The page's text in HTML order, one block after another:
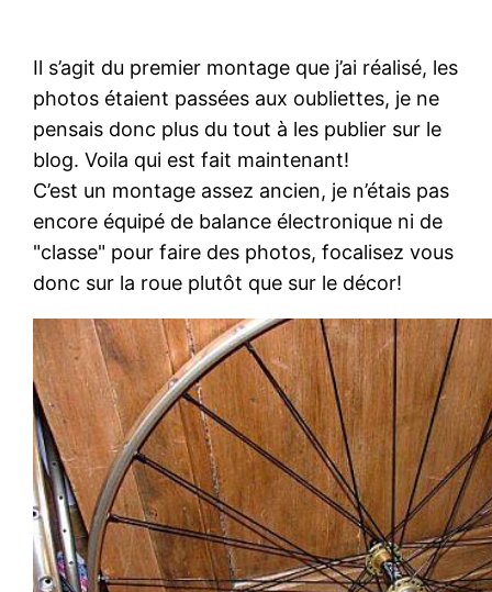
Il s’agit du premier montage que j’ai réalisé, les
photos étaient passées aux oubliettes, je ne
pensais donc plus du tout à les publier sur le
blog. Voila qui est fait maintenant!
C’est un montage assez ancien, je n’étais pas
encore équipé de balance électronique ni de
"classe" pour faire des photos, focalisez vous
donc sur la roue plutôt que sur le décor!